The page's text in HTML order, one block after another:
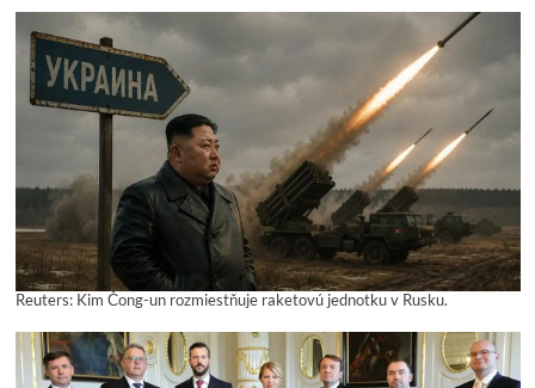
Reuters: Kim Čong-un rozmiestňuje raketovú jednotku v Rusku.